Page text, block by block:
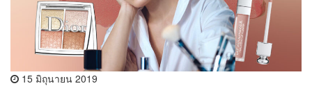
15 มิถุนายน 2019